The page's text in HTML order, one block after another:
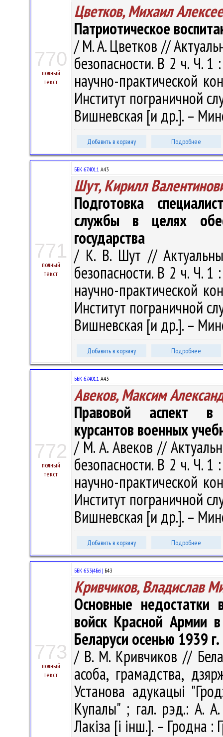
770
полный
текст
Цветков, Михаил
Патриотическое
/ М. А. Цветков //
безопасности. В 2 ч. Ч.
научно-практической
Институт пограничной
Вишневская [и др.]. –
Добавить в корзину Подробнее
771
полный
текст
ББК 67.401.1 А43
Шут, Кирилл
Подготовка
службы в целях
государства
/ К. В. Шут //
безопасности. В 2 ч. Ч.
научно-практической
Институт пограничной
Вишневская [и др.]. –
Добавить в корзину Подробнее
772
полный
текст
ББК 67.401.1 А43
Авеков, Максим
Правовой аспект в
курсантов военных
/ М. А. Авеков //
безопасности. В 2 ч. Ч.
научно-практической
Институт пограничной
Вишневская [и др.]. –
Добавить в корзину Подробнее
773
полный
текст
ББК 63.3(4Беі) Б43
Кривчиков, Владислав
Основные недостатки
войск Красной Армии
Беларуси осенью 1939 г.
/ В. М. Кривчиков //
асоба, грамадства,
Установа адукацыі
Купалы" ; гал. рэд.: А.
Лакіза [і інш.]. – Гродна